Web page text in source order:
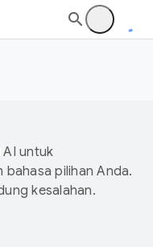
untuk
bahasa pilihan Anda.
kesalahan.